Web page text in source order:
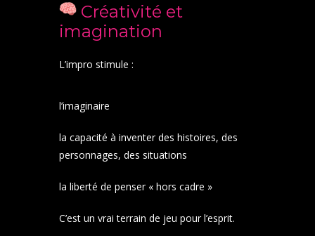
Créativité et
imagination
L’impro stimule :
l’imaginaire
la capacité à inventer des histoires, des
personnages, des situations
la liberté de penser « hors cadre »
C’est un vrai terrain de jeu pour l’esprit.